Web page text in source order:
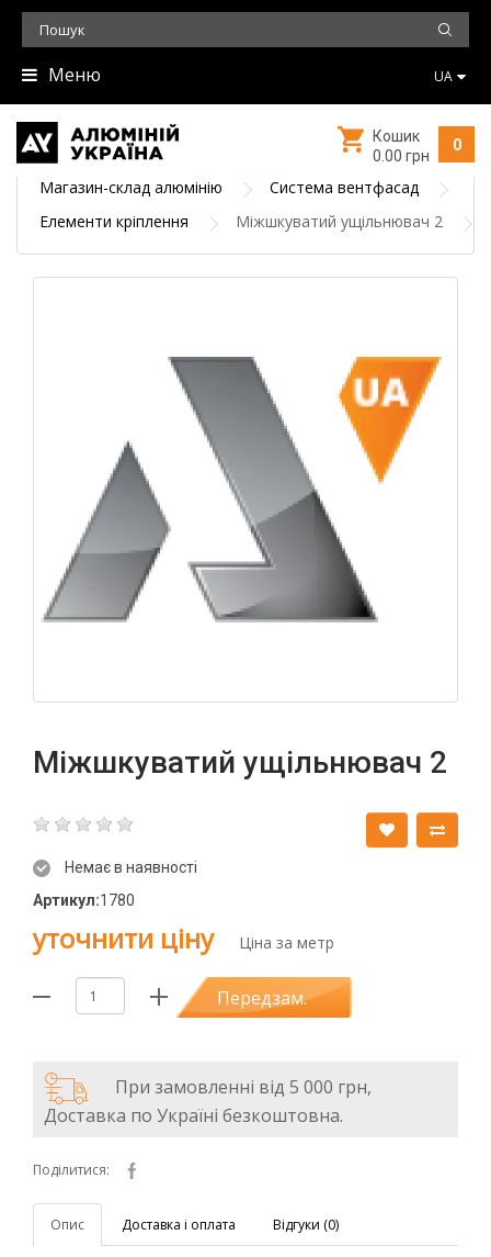
Меню UA
0
Кошик
0.00 грн
Магазин-склад алюмінію
Система вентфасад
Елементи кріплення
Міжшкуватий ущільнювач 2
Міжшкуватий ущільнювач 2
Немає в наявності
Артикул:1780
уточнити ціну Ціна за метр
Передзам.
При замовленні від 5 000 грн,
Доставка по Україні безкоштовна.
Поділитися:
Опис Доставка і оплата Відгуки (0)